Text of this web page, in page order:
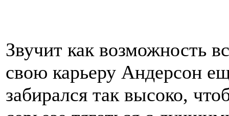
Звучит как возможность
свою карьеру Андерсон
забирался так высоко,